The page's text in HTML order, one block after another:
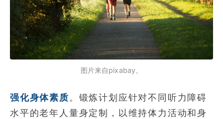
图片来自pixabay。
强化身体素质。锻炼计划应针对不同听力障碍
水平的老年人量身定制，以维持体力活动和身